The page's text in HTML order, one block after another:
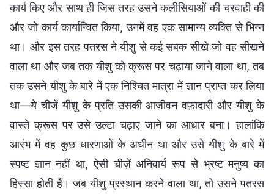
कार्य किए और साथ ही जिस तरह उसने कलीसियाओं की चरवाही की
और जो कार्य कार्यान्वित किया, उनमें वह एक सामान्य व्यक्ति से भिन्न
था। और इस तरह पतरस ने यीशु से कई सबक सीखे जो वह सीखने
वाला था और जब तक यीशु को क्रूस पर चढ़ाया जाने वाला था, तब
तक उसने यीशु के बारे में एक निश्चित मात्रा में ज्ञान प्राप्त कर लिया
था—ये चीजें यीशु के प्रति उसकी आजीवन वफ़ादारी और यीशु के
वास्ते क्रूस पर उसे उल्टा चढ़ाए जाने का आधार बना। हालांकि
आरंभ में वह कुछ धारणाओं के अधीन था और उसे यीशु के बारे में
स्पष्ट ज्ञान नहीं था, ऐसी चीज़ें अनिवार्य रूप से भ्रष्ट मनुष्य का
हिस्सा होती हैं। जब यीशु प्रस्थान करने वाला था, तो उसने पतरस